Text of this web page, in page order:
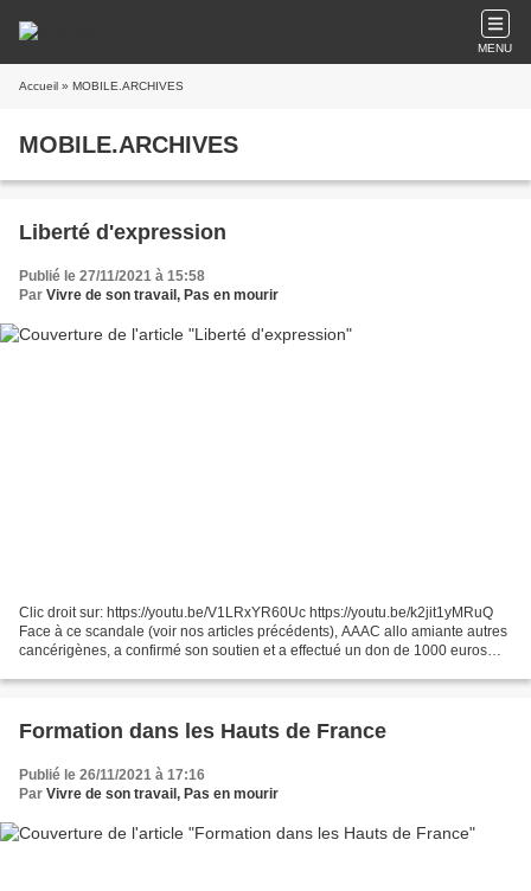
MENU
Accueil » MOBILE.ARCHIVES
MOBILE.ARCHIVES
Liberté d'expression
Publié le 27/11/2021 à 15:58
Par Vivre de son travail, Pas en mourir
Clic droit sur: https://youtu.be/V1LRxYR60Uc https://youtu.be/k2jit1yMRuQ
Face à ce scandale (voir nos articles précédents), AAAC allo amiante autres
cancérigènes, a confirmé son soutien et a effectué un don de 1000 euros
Formation dans les Hauts de France
Publié le 26/11/2021 à 17:16
Par Vivre de son travail, Pas en mourir